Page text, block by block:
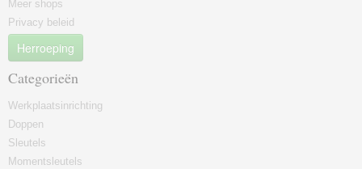
Meer shops
Privacy beleid
Herroeping
Categorieën
Werkplaatsinrichting
Doppen
Sleutels
Momentsleutels